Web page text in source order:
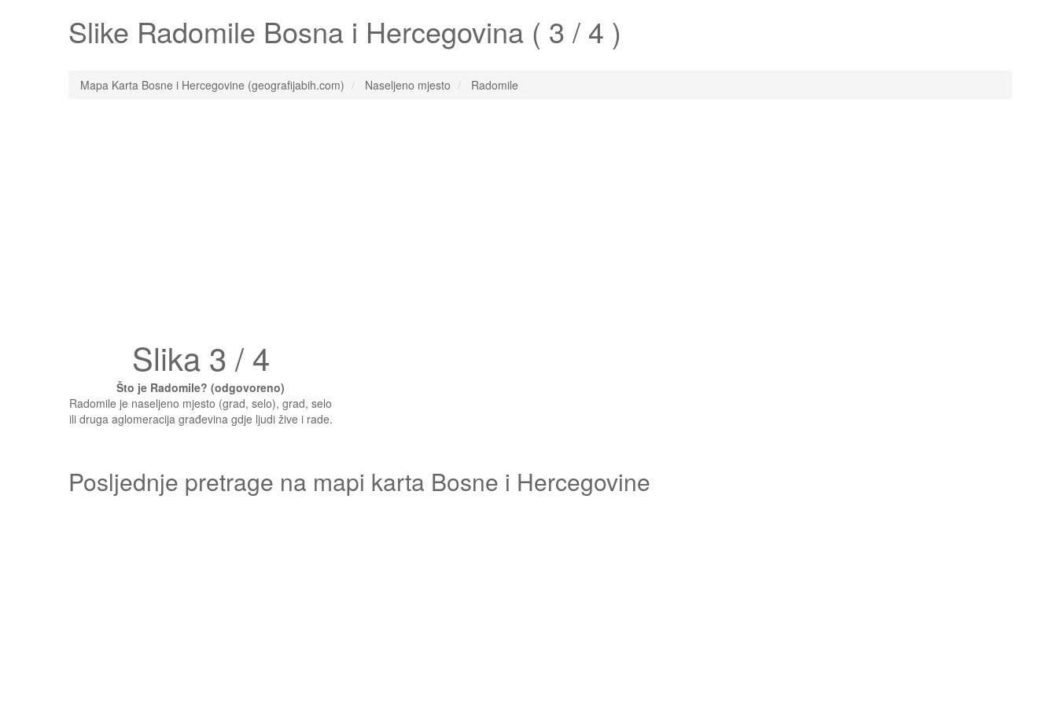
Slike Radomile Bosna i Hercegovina ( 3 / 4 )
Mapa Karta Bosne i Hercegovine (geografijabih.com) Naseljeno mjesto Radomile
Slika 3 / 4
Što je Radomile? (odgovoreno)
Radomile je naseljeno mjesto (grad, selo), grad, selo
ili druga aglomeracija građevina gdje ljudi žive i rade.
Posljednje pretrage na mapi karta Bosne i Hercegovine